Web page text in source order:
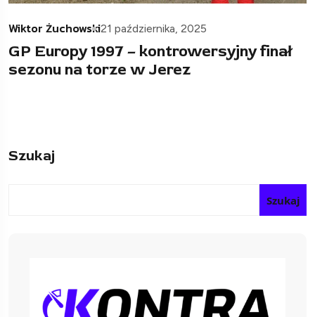
Wiktor Żuchowski21 października, 2025
GP Europy 1997 – kontrowersyjny finał
sezonu na torze w Jerez
Szukaj
Szukaj